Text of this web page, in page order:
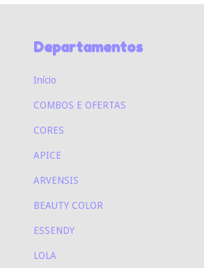
Departamentos
Início
COMBOS E OFERTAS
CORES
APICE
ARVENSIS
BEAUTY COLOR
ESSENDY
LOLA